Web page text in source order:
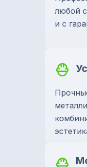
любой
и с